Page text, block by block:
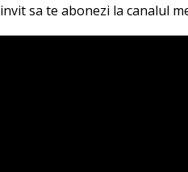
sa te abonezi la canalul